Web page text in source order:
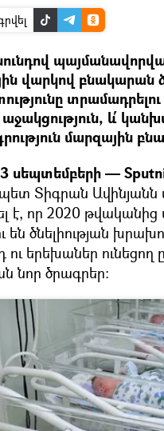
վարկով բնակարան
և՛
մարզային
սեպտեմբերի —
Տիգրան Ավինյանն
է, որ 2020 թվականից
են ծնելիության
երեխաներ ունեցող
նոր ծրագրեր։